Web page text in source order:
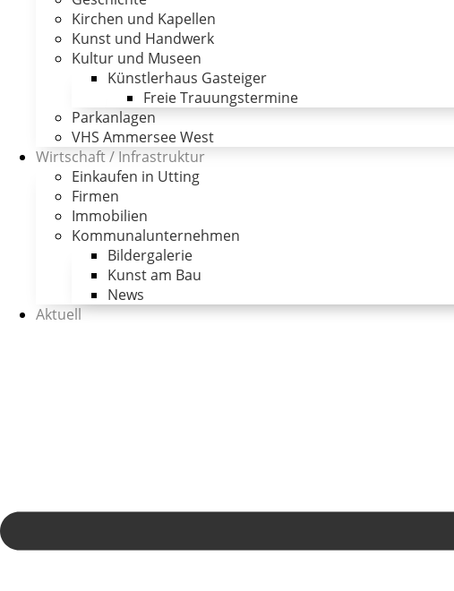
Kirchen und Kapellen
Kunst und Handwerk
Kultur und Museen
Künstlerhaus Gasteiger
Freie Trauungstermine
Parkanlagen
VHS Ammersee West
Wirtschaft / Infrastruktur
Einkaufen in Utting
Firmen
Immobilien
Kommunalunternehmen
Bildergalerie
Kunst am Bau
News
Aktuell